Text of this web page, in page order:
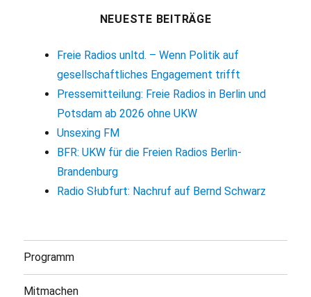
NEUESTE BEITRÄGE
Freie Radios unltd. – Wenn Politik auf
gesellschaftliches Engagement trifft
Pressemitteilung: Freie Radios in Berlin und
Potsdam ab 2026 ohne UKW
Unsexing FM
BFR: UKW für die Freien Radios Berlin-
Brandenburg
Radio Słubfurt: Nachruf auf Bernd Schwarz
Programm
Mitmachen